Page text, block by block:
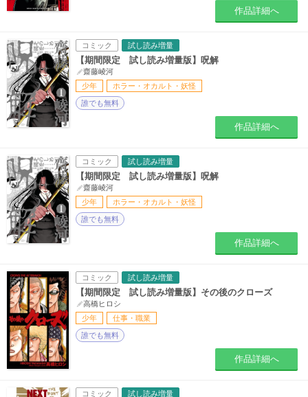
作品詳細へ
コミック 試し読み増量
【期間限定 試し読み増量版】呪解
齋藤崚河
少年
ホラー・オカルト・妖怪
誰でも無料
作品詳細へ
コミック 試し読み増量
【期間限定 試し読み増量版】呪解
齋藤崚河
少年
ホラー・オカルト・妖怪
誰でも無料
作品詳細へ
コミック 試し読み増量
【期間限定 試し読み増量版】その後のクローズ
高橋ヒロシ
少年
仕事・職業
誰でも無料
作品詳細へ
コミック 試し読み増量